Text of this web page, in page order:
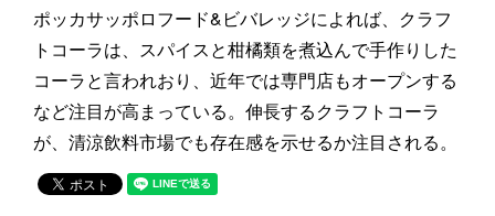
ポッカサッポロフード&ビバレッジによれば、クラフ
トコーラは、スパイスと柑橘類を煮込んで手作りした
コーラと言われおり、近年では専門店もオープンする
など注目が高まっている。伸長するクラフトコーラ
が、清涼飲料市場でも存在感を示せるか注目される。